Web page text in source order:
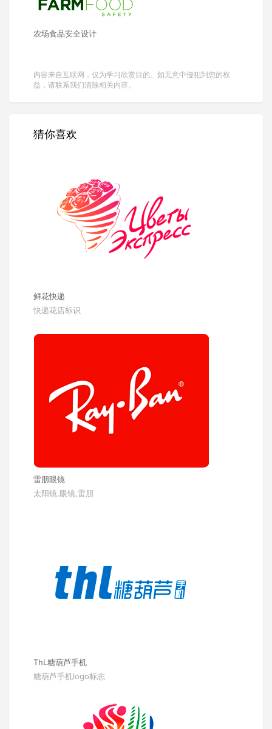
农场食品安全设计
内容来自互联网，仅为学习欣赏目的。如无意中侵犯到您的权
益，请联系我们清除相关内容。
猜你喜欢
鲜花快递
快递花店标识
雷朋眼镜
太阳镜,眼镜,雷朋
ThL糖葫芦手机
糖葫芦手机logo标志